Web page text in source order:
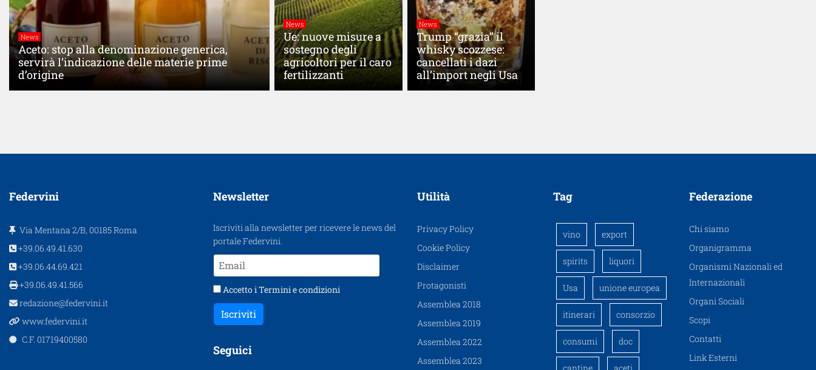
News
Aceto: stop alla denominazione generica,
servirà l’indicazione delle materie prime
d’origine
News
Ue: nuove misure a
sostegno degli
agricoltori per il caro
fertilizzanti
News
Trump “grazia” il
whisky scozzese:
cancellati i dazi
all’import negli Usa
Federvini
Via Mentana 2/B, 00185 Roma
+39.06.49.41.630
+39.06.44.69.421
+39.06.49.41.566
redazione@federvini.it
www.federvini.it
C.F. 01719400580
Newsletter
Iscriviti alla newsletter per ricevere le news del
portale Federvini.
Accetto iTermini e condizioni
Iscriviti
Seguici
Utilità
Privacy Policy
Cookie Policy
Disclaimer
Protagonisti
Assemblea 2018
Assemblea 2019
Assemblea 2022
Assemblea 2023
Tag
vino export
spirits liquori
Usa unione europea
itinerari consorzio
consumi doc
Federazione
Chi siamo
Organigramma
Organismi Nazionali ed
Internazionali
Organi Sociali
Scopi
Contatti
Link Esterni